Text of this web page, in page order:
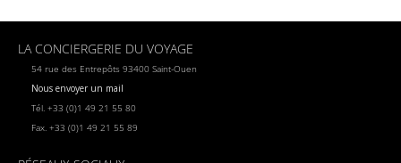
LA CONCIERGERIE DU VOYAGE
54 rue des Entrepôts 93400 Saint-Ouen
Nous envoyer un mail
Tél. +33 (0)1 49 21 55 80
Fax. +33 (0)1 49 21 55 89